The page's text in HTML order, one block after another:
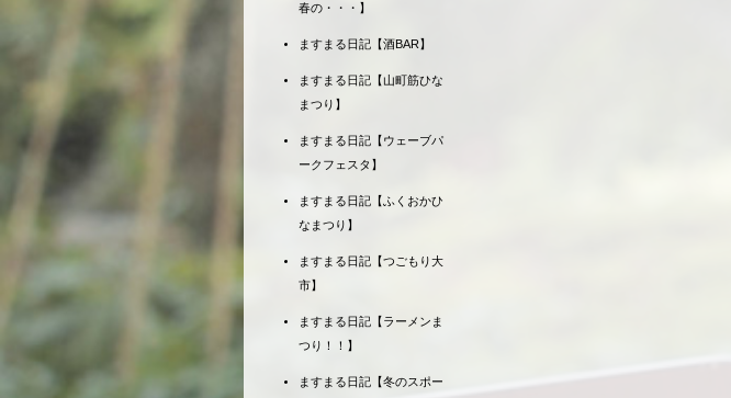
春の・・・】
ますまる日記【酒BAR】
ますまる日記【山町筋ひな
まつり】
ますまる日記【ウェーブパ
ークフェスタ】
ますまる日記【ふくおかひ
なまつり】
ますまる日記【つごもり大
市】
ますまる日記【ラーメンま
つり！！】
ますまる日記【冬のスポー